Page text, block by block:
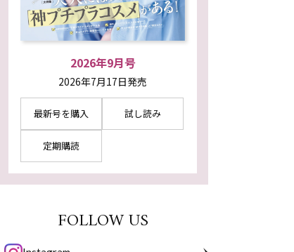
2026年9月号
2026年7月17日発売
最新号を購入 試し読み
定期購読
FOLLOW US